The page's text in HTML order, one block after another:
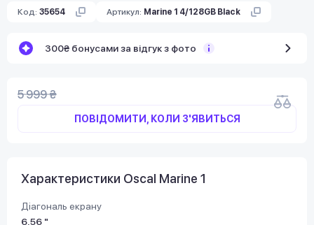
Код: 35654 Артикул: Marine 1 4/128GB Black
300₴ бонусами за відгук з фото
5 999 ₴
ПОВІДОМИТИ, КОЛИ З'ЯВИТЬСЯ
Характеристики Oscal Marine 1
Діагональ екрану
6,56 "